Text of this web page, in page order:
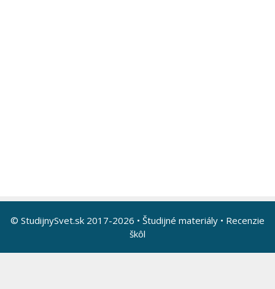
© StudijnySvet.sk 2017-2026 • Študijné materiály • Recenzie
škôl